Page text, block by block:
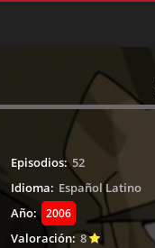
Episodios: 52
Idioma: Español Latino
Año:
2006
Valoración: 8